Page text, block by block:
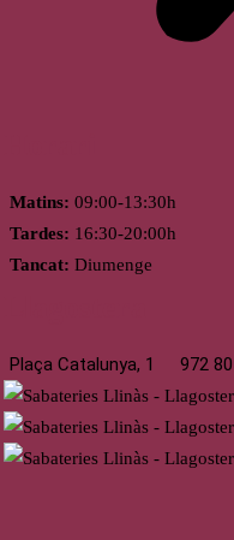
Matins: 09:00-13:30h
Tardes: 16:30-20:00h
Tancat: Diumenge
Plaça Catalunya, 1 972